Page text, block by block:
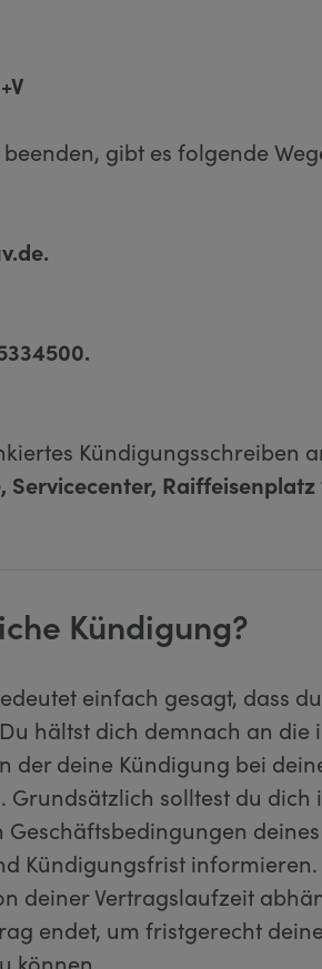
gibt es folgende
Kündigungsschreiben
Servicecenter, Raiffeisenplatz
Kündigung?
einfach gesagt, dass
hältst dich demnach an die
der deine Kündigung bei
solltest du dich
Kündigungsfrist
deiner Vertragslaufzeit
endet, um fristgerecht deine
können.